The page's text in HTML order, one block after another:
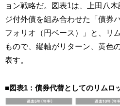
ョン戦略だ。図表1は、上田八
ジ付外債を組み合わせた「債券
フォリオ（円ベース）」と、リ
もので、縦軸がリターン、黄色
表す。
■図表1：債券代替としてのリムロ